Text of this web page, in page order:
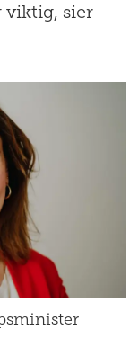
viktig, sier